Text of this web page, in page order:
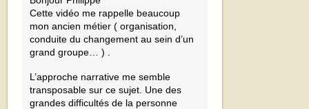
Cette vidéo me rappelle beaucoup
mon ancien métier ( organisation,
conduite du changement au sein d’un
grand groupe… ) .
L’approche narrative me semble
transposable sur ce sujet. Une des
grandes difficultés de la personne